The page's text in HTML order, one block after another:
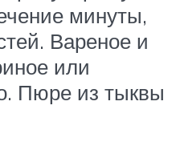
минуты,
Вареное и
или
Пюре из тыквы